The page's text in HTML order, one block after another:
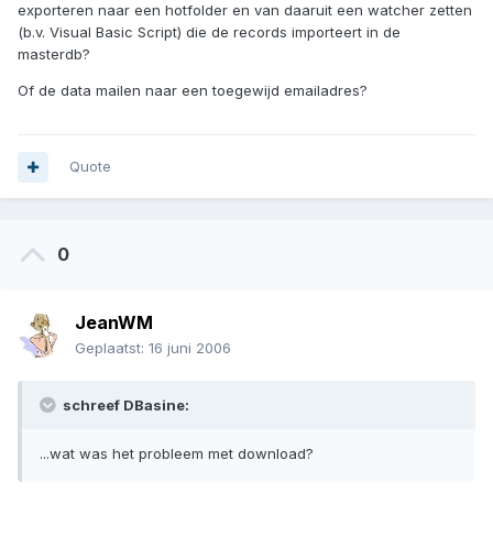
exporteren naar een hotfolder en van daaruit een watcher zetten
(b.v. Visual Basic Script) die de records importeert in de
masterdb?
Of de data mailen naar een toegewijd emailadres?
Quote
0
JeanWM
Geplaatst: 16 juni 2006
schreef DBasine:
...wat was het probleem met download?